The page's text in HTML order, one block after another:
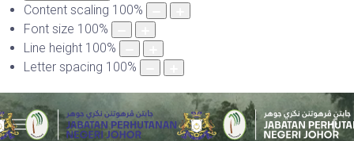
Content scaling 100%
Font size 100%
Line height 100%
Letter spacing 100%